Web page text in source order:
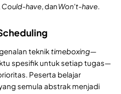
Could-have, danWon't-have.
teknik timeboxing—
spesifik untuk setiap tugas—
Peserta belajar
semula abstrak menjadi